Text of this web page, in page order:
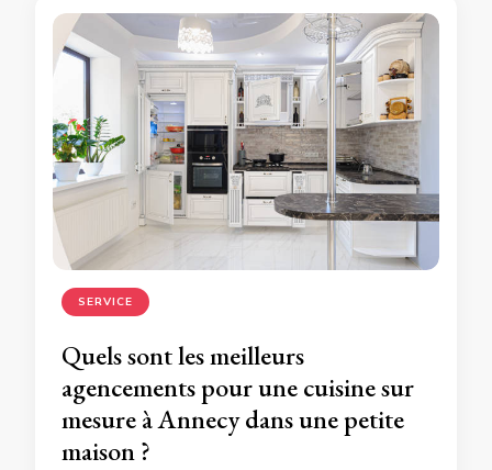
SERVICE
Quels sont les meilleurs
agencements pour une cuisine sur
mesure à Annecy dans une petite
maison ?